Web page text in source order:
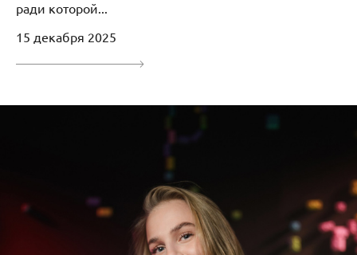
ради которой...
15 декабря 2025